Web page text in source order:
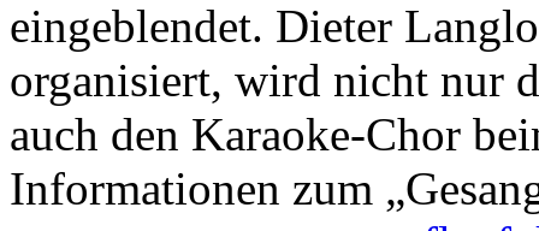
eingeblendet. Dieter
organisiert, wird nicht nur
auch den Karaoke-Chor
Informationen zum